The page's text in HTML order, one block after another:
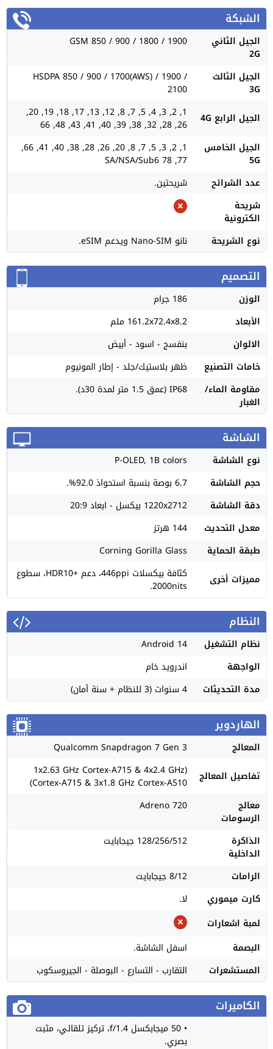
الشبكة
الجيل الثاني
2G
GSM 850 / 900 / 1800 / 1900
الجيل الثالث
3G
HSDPA 850 / 900 / 1700(AWS) / 1900 /
2100
الجيل الرابع 4G
1, 2, 3, 4, 5, 7, 8, 12, 13, 17, 18, 19, 20,
26, 28, 32, 38, 39, 40, 41, 43, 48, 66
الجيل الخامس
5G
1, 2, 3, 5, 7, 8, 20, 26, 28, 38, 40, 41, 66,
77, 78 SA/NSA/Sub6
عدد الشرائح
شريحتين.
شريحة
الكترونية
نوع الشريحة
نانو Nano-SIM ويدعم eSIM.
التصميم
الوزن
186 جرام
الأبعاد
161.2x72.4x8.2 ملم
الالوان
بنفسج - اسود - أبيض
خامات التصنيع
ظهر بلاستيك/جلد - إطار المونيوم
مقاومة الماء/
الغبار
IP68 (عمق 1.5 متر لمدة 30د).
الشاشة
نوع الشاشة
P-OLED, 1B colors
حجم الشاشة
6.7 بوصة بنسبة استحواذ 92.0%.
دقة الشاشة
1220x2712 بيكسل - ابعاد 20:9
معدل التحديث
144 هرتز
طبقة الحماية
Corning Gorilla Glass
مميزات أخرى
كثافة بيكسلات 446ppi، دعم +HDR10، سطوع
2000nits.
النظام
نظام التشغيل
Android 14
الواجهة
اندرويد خام
مدة التحديثات
4 سنوات (3 للنظام + سنة أمان)
الهاردوير
المعالج
Qualcomm Snapdragon 7 Gen 3
تفاصيل المعالج
(1x2.63 GHz Cortex-A715 & 4x2.4 GHz
Cortex-A715 & 3x1.8 GHz Cortex-A510)
معالج
الرسومات
Adreno 720
الذاكرة
الداخلية
128/256/512 جيجابايت
الرامات
8/12 جيجابايت
كارت ميموري
لا.
لمبة اشعارات
البصمة
اسفل الشاشة.
المستشعرات
التقارب - التسارع - البوصلة - الجيروسكوب
الكاميرات
• 50 ميجابكسل f/1.4، تركيز تلقائي، مثبت
بصري.